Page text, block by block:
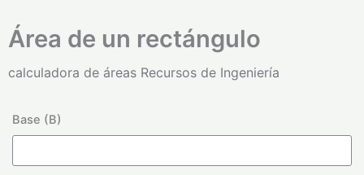
Área de un rectángulo
calculadora de áreas Recursos de Ingeniería
Base (B)